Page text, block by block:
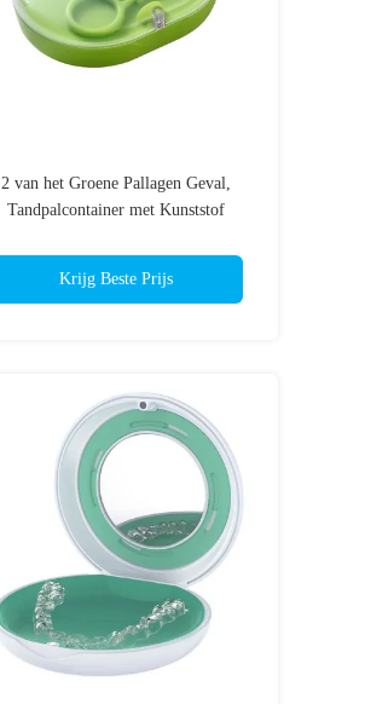
2 van het Groene Pallagen Geval,
Tandpalcontainer met Kunststof
Krijg Beste Prijs